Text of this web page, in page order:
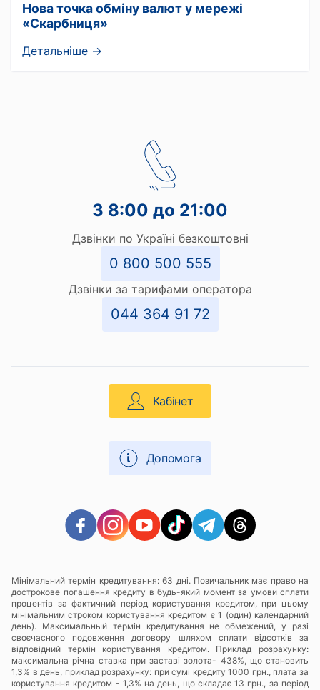
Нова точка обміну валют у мережі
«Скарбниця»
Детальніше →
З 8:00 до 21:00
Дзвінки по Україні безкоштовні
0 800 500 555
Дзвінки за тарифами оператора
044 364 91 72
Кабінет
Допомога
Мінімальний термін кредитування: 63 дні. Позичальник має право на
дострокове погашення кредиту в будь-який момент за умови сплати
процентів за фактичний період користування кредитом, при цьому
мінімальним строком користування кредитом є 1 (один) календарний
день). Максимальный термін кредитування не обмежений, у разі
своєчасного подовження договору шляхом сплати відсотків за
відповідний термін користування кредитом. Приклад розрахунку:
максимальна річна ставка при заставі золота- 438%, що становить
1,3% в день, приклад розрахунку: при сумі кредиту 1000 грн., плата за
користування кредитом - 1,3% на день, що складає 13 грн., за період